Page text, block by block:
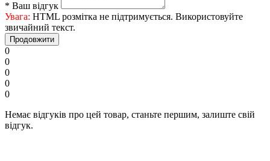
* Ваш відгук
Увага: HTML розмітка не підтримується. Використовуйте
звичайний текст.
Продовжити
0
0
0
0
0
Немає відгуків про цей товар, станьте першим, залиште свій
відгук.